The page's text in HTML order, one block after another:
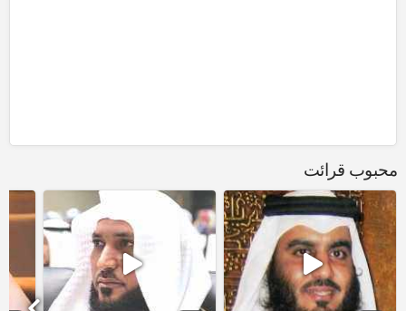
محبوب قرائت